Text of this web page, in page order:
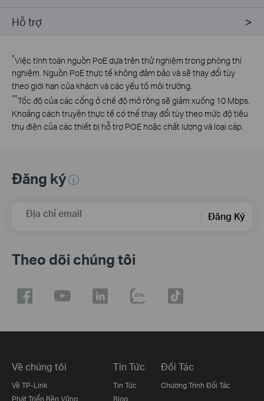
Hỗ trợ
*Việc tính toán nguồn PoE dựa trên thử nghiệm trong phòng thí
nghiệm. Nguồn PoE thực tế không đảm bảo và sẽ thay đổi tùy
theo giới hạn của khách và các yếu tố môi trường.
**Tốc độ của các cổng ở chế độ mở rộng sẽ giảm xuống 10 Mbps.
Khoảng cách truyền thực tế có thể thay đổi tùy theo mức độ tiêu
thụ điện của các thiết bị hỗ trợ POE hoặc chất lượng và loại cáp.
Đăng ký
Địa chỉ email Đăng Ký
Theo dõi chúng tôi
Về chúng tôi
Về TP-Link
Phát Triển Bền Vững
Tin Tức
Tin Tức
Blog
Đối Tác
Chương Trình Đối Tác